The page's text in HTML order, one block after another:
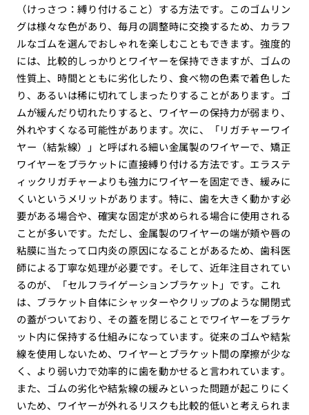
（けっさつ：縛り付けること）する方法です。このゴムリン
グは様々な色があり、毎月の調整時に交換するため、カラフ
ルなゴムを選んでおしゃれを楽しむこともできます。強度的
には、比較的しっかりとワイヤーを保持できますが、ゴムの
性質上、時間とともに劣化したり、食べ物の色素で着色した
り、あるいは稀に切れてしまったりすることがあります。ゴ
ムが緩んだり切れたりすると、ワイヤーの保持力が弱まり、
外れやすくなる可能性があります。次に、「リガチャーワイ
ヤー（結紮線）」と呼ばれる細い金属製のワイヤーで、矯正
ワイヤーをブラケットに直接縛り付ける方法です。エラステ
ィックリガチャーよりも強力にワイヤーを固定でき、緩みに
くいというメリットがあります。特に、歯を大きく動かす必
要がある場合や、確実な固定が求められる場合に使用される
ことが多いです。ただし、金属製のワイヤーの端が頬や唇の
粘膜に当たって口内炎の原因になることがあるため、歯科医
師による丁寧な処理が必要です。そして、近年注目されてい
るのが、「セルフライゲーションブラケット」です。これ
は、ブラケット自体にシャッターやクリップのような開閉式
の蓋がついており、その蓋を閉じることでワイヤーをブラケ
ット内に保持する仕組みになっています。従来のゴムや結紮
線を使用しないため、ワイヤーとブラケット間の摩擦が少な
く、より弱い力で効率的に歯を動かせると言われています。
また、ゴムの劣化や結紮線の緩みといった問題が起こりにく
いため、ワイヤーが外れるリスクも比較的低いと考えられま